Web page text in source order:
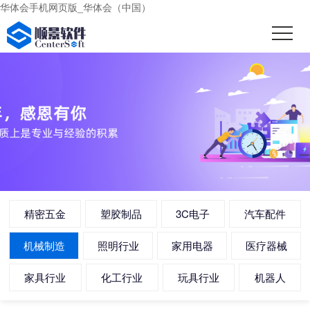
华体会手机网页版_华体会（中国）
精密五金 塑胶制品 3C电子 汽车配件
机械制造 照明行业 家用电器 医疗器械
家具行业 化工行业 玩具行业 机器人